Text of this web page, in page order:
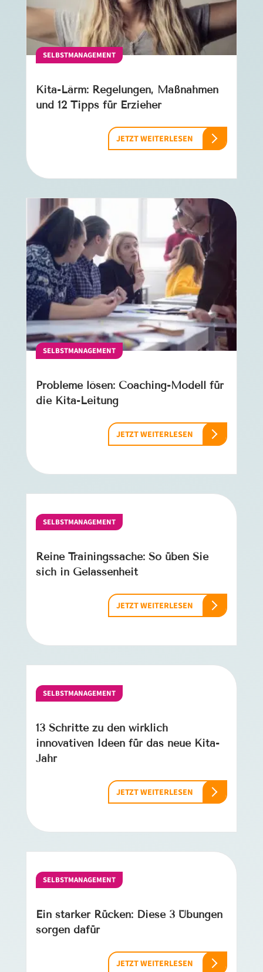
SELBSTMANAGEMENT
Kita-Lärm: Regelungen, Maßnahmen
und 12 Tipps für Erzieher
JETZT WEITERLESEN
SELBSTMANAGEMENT
Probleme lösen: Coaching-Modell für
die Kita-Leitung
JETZT WEITERLESEN
SELBSTMANAGEMENT
Reine Trainingssache: So üben Sie
sich in Gelassenheit
JETZT WEITERLESEN
SELBSTMANAGEMENT
13 Schritte zu den wirklich
innovativen Ideen für das neue Kita-
Jahr
JETZT WEITERLESEN
SELBSTMANAGEMENT
Ein starker Rücken: Diese 3 Übungen
sorgen dafür
JETZT WEITERLESEN